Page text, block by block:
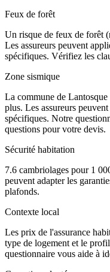
Feux de forêt
Un risque de feux de forêt
Les assureurs peuvent
spécifiques. Vérifiez les
Zone sismique
La commune de Lantosque
plus. Les assureurs
spécifiques. Notre
questions pour votre devis.
Sécurité habitation
7.6 cambriolages pour 1
peuvent adapter les
plafonds.
Contexte local
Les prix de l'assurance
type de logement et le
questionnaire vous aide à